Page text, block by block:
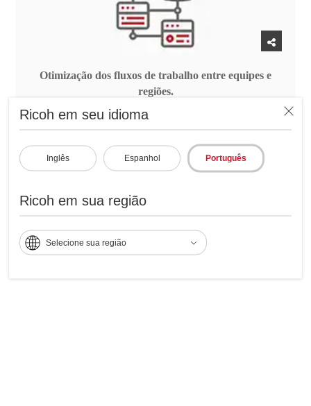
Ricoh em seu idioma
Inglês Espanhol Português
Ricoh em sua região
Selecione sua região
Otimização dos fluxos de trabalho entre equipes e
regiões.
Fluxo de trabalho inteligente para
o processamento de documentos
com Ricoh Smart Flow AI: